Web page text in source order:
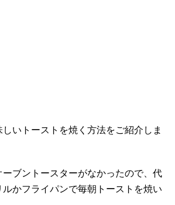
いトーストを焼く方法をご紹介しま
ブントースターがなかったので、代
かフライパンで毎朝トーストを焼い